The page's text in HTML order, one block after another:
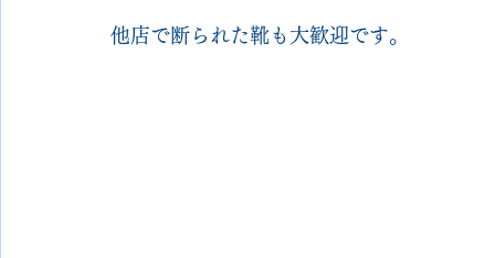
他店で断られた靴も大歓迎です。